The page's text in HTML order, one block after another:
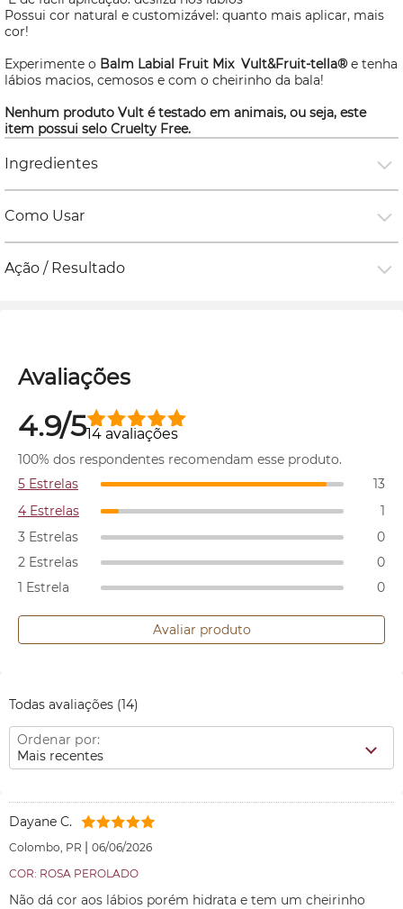
Possui cor natural e customizável: quanto mais aplicar, mais
cor!
Experimente o Balm Labial Fruit Mix Vult&Fruit-tella®e tenha
lábios macios, cemosos e com o cheirinho da bala!
Nenhum produto Vult é testado em animais, ou seja, este
item possui selo Cruelty Free.
Ingredientes
Como Usar
Ação / Resultado
Avaliações
4.9/514 avaliações
100% dos respondentes recomendam esse produto.
5 Estrelas
13
4 Estrelas
1
3 Estrelas
0
2 Estrelas
0
1 Estrela
0
Avaliar produto
Todas avaliações (14)
Ordenar por:
Mais recentes
Dayane C.
Colombo, PR | 06/06/2026
COR: ROSA PEROLADO
Não dá cor aos lábios porém hidrata e tem um cheirinho